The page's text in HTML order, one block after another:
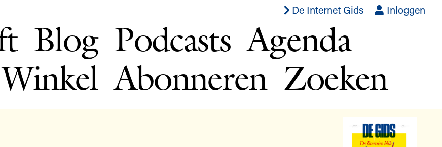
De Internet Gids Inloggen
Blog Podcasts Agenda
Winkel Abonneren Zoeken